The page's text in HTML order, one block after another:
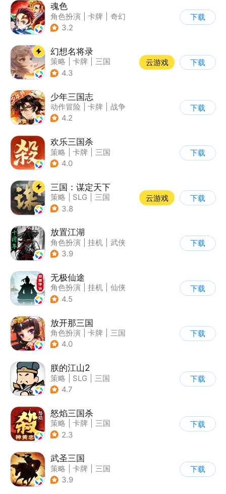
魂色
角色扮演 卡牌
奇幻
| 动漫
3.2
下载
幻想名将录
策略 卡牌
三国
| 中国风
4.3
云游戏 下载
少年三国志
动作冒险 卡牌
战争
| 少年三国志
4.2
下载
欢乐三国杀
策略 卡牌
三国
| 三国杀
4.0
下载
三国：谋定天下
策略 SLG
三国
| 中国风
3.8
云游戏 下载
放置江湖
角色扮演 挂机
武侠
| 文字游戏
3.9
下载
无极仙途
角色扮演 挂机
仙侠
| 文字游戏
4.5
下载
放开那三国
角色扮演 卡牌
三国
| Q版
4.0
下载
朕的江山2
策略 SLG
三国
| 中国风
4.7
下载
怒焰三国杀
策略 卡牌
三国
| 三国杀
2.3
下载
武圣三国
策略 卡牌
三国
| 中国风
3.9
下载